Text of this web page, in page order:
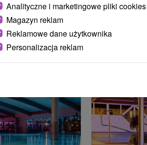
PAŃSTWO BYĆ
Analityczne i marketingowe pliki cookies
Magazyn reklam
Reklamowe dane użytkownika
Personalizacja reklam